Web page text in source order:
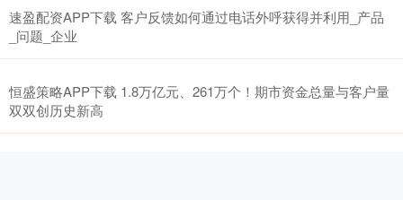
速盈配资APP下载 客户反馈如何通过电话外呼获得并利用_产品
_问题_企业
恒盛策略APP下载 1.8万亿元、261万个！期市资金总量与客户量
双双创历史新高